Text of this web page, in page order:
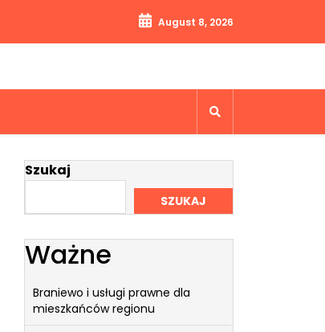
August 8, 2026
Szukaj
SZUKAJ
Ważne
Braniewo i usługi prawne dla
mieszkańców regionu